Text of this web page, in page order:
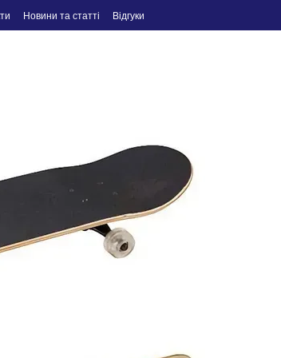
Новини та статті Відгуки